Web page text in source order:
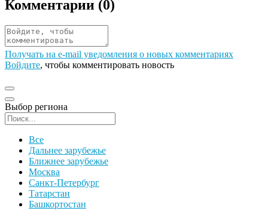
Комментарии (0)
Получать на e‑mail уведомления о новых комментариях
Войдите, чтобы комментировать новость
Выбор региона
Все
Дальнее зарубежье
Ближнее зарубежье
Москва
Санкт-Петербург
Татарстан
Башкортостан